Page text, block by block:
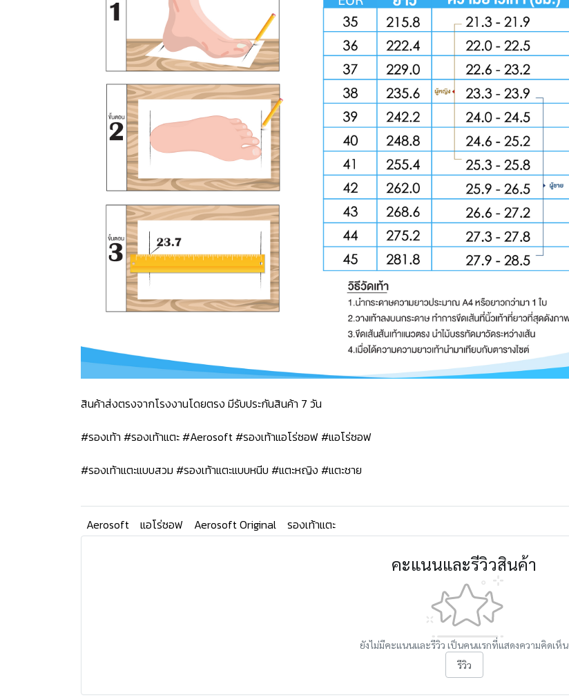
สินค้าส่งตรงจากโรงงานโดยตรง มีรับประกันสินค้า 7 วัน
#รองเท้า #รองเท้าแตะ #Aerosoft #รองเท้าแอโร่ซอฟ #แอโร่ซอฟ
#รองเท้าแตะแบบสวม #รองเท้าแตะแบบหนีบ #แตะหญิง #แตะชาย
Aerosoft แอโร่ซอฟ Aerosoft Original รองเท้าแตะ
คะแนนและรีวิวสินค้า
ยังไม่มีคะแนนและรีวิว เป็นคนแรกที่แสดงความคิดเห็น
รีวิว